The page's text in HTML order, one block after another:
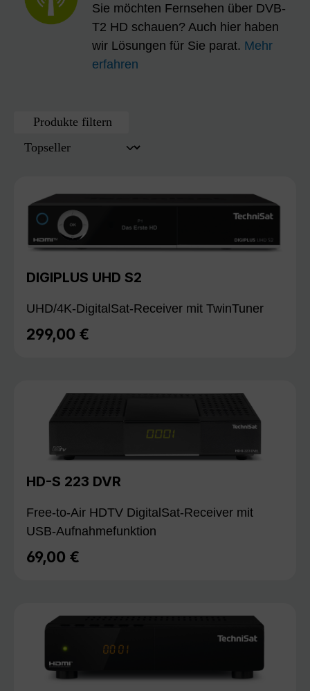
Sie möchten Fernsehen über DVB-
T2 HD schauen? Auch hier haben
wir Lösungen für Sie parat. Mehr
erfahren
Produkte filtern
DIGIPLUS UHD S2
UHD/4K-DigitalSat-Receiver mit TwinTuner
Regulärer Preis:
299,00 €
HD-S 223 DVR
Free-to-Air HDTV DigitalSat-Receiver mit
USB-Aufnahmefunktion
Regulärer Preis:
69,00 €